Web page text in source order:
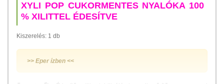
XYLI POP CUKORMENTES NYALÓKA 100
% XILITTEL ÉDESÍTVE
Kiszerelés: 1 db
>> Eper ízben <<